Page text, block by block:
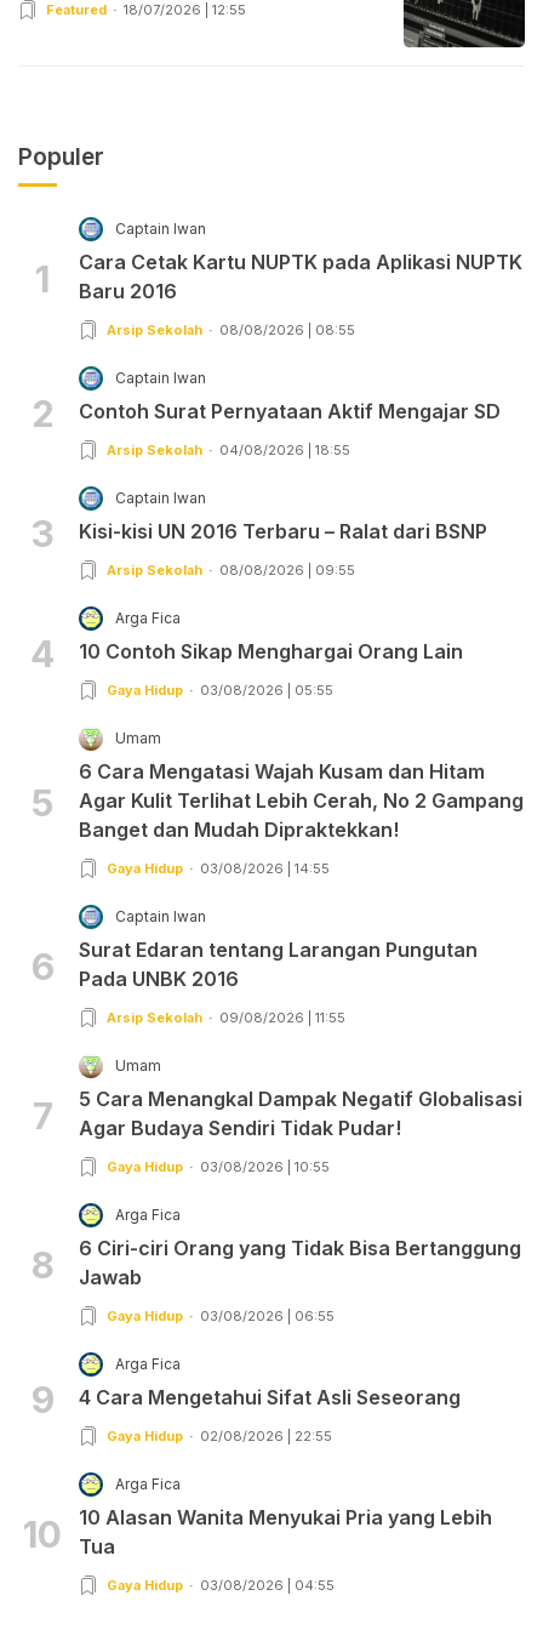
Featured 18/07/2026 | 12:55
Populer
1
Captain Iwan
Cara Cetak Kartu NUPTK pada Aplikasi NUPTK
Baru 2016
Arsip Sekolah 08/08/2026 | 08:55
2
Captain Iwan
Contoh Surat Pernyataan Aktif Mengajar SD
Arsip Sekolah 04/08/2026 | 18:55
3
Captain Iwan
Kisi-kisi UN 2016 Terbaru – Ralat dari BSNP
Arsip Sekolah 08/08/2026 | 09:55
4
Arga Fica
10 Contoh Sikap Menghargai Orang Lain
Gaya Hidup 03/08/2026 | 05:55
5
Umam
6 Cara Mengatasi Wajah Kusam dan Hitam
Agar Kulit Terlihat Lebih Cerah, No 2 Gampang
Banget dan Mudah Dipraktekkan!
Gaya Hidup 03/08/2026 | 14:55
6
Captain Iwan
Surat Edaran tentang Larangan Pungutan
Pada UNBK 2016
Arsip Sekolah 09/08/2026 | 11:55
7
Umam
5 Cara Menangkal Dampak Negatif Globalisasi
Agar Budaya Sendiri Tidak Pudar!
Gaya Hidup 03/08/2026 | 10:55
8
Arga Fica
6 Ciri-ciri Orang yang Tidak Bisa Bertanggung
Jawab
Gaya Hidup 03/08/2026 | 06:55
9
Arga Fica
4 Cara Mengetahui Sifat Asli Seseorang
Gaya Hidup 02/08/2026 | 22:55
10
Arga Fica
10 Alasan Wanita Menyukai Pria yang Lebih
Tua
Gaya Hidup 03/08/2026 | 04:55